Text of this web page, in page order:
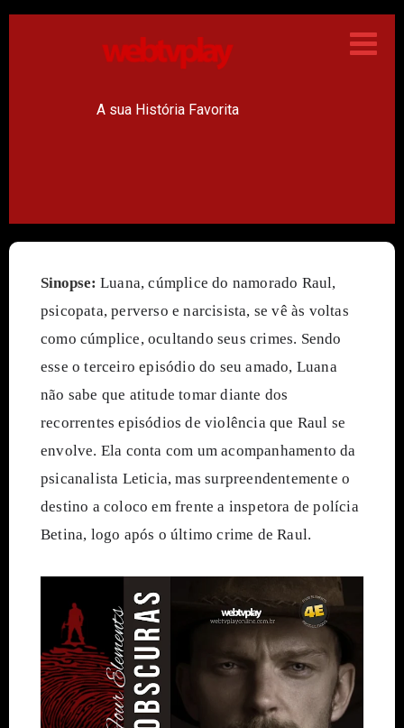
A sua História Favorita
Sinopse: Luana, cúmplice do namorado Raul,
psicopata, perverso e narcisista, se vê às voltas
como cúmplice, ocultando seus crimes. Sendo
esse o terceiro episódio do seu amado, Luana
não sabe que atitude tomar diante dos
recorrentes episódios de violência que Raul se
envolve. Ela conta com um acompanhamento da
psicanalista Leticia, mas surpreendentemente o
destino a coloco em frente a inspetora de polícia
Betina, logo após o último crime de Raul.